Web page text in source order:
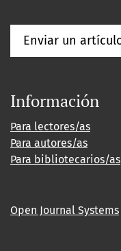
Enviar un
Información
Para lectores/as
Para autores/as
Para bibliotecarios/as
Open Journal Systems